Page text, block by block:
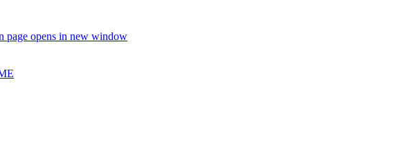
page opens in new window